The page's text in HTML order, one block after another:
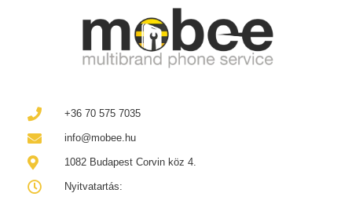
+36 70 575 7035
info@mobee.hu
1082 Budapest Corvin köz 4.
Nyitvatartás: